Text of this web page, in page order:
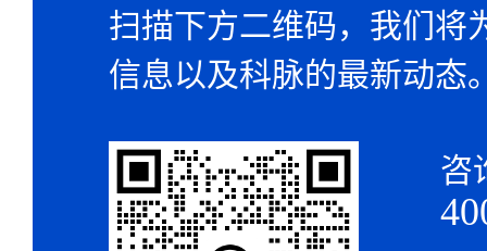
扫描下方二维码，我们将
信息以及科脉的最新动态
咨